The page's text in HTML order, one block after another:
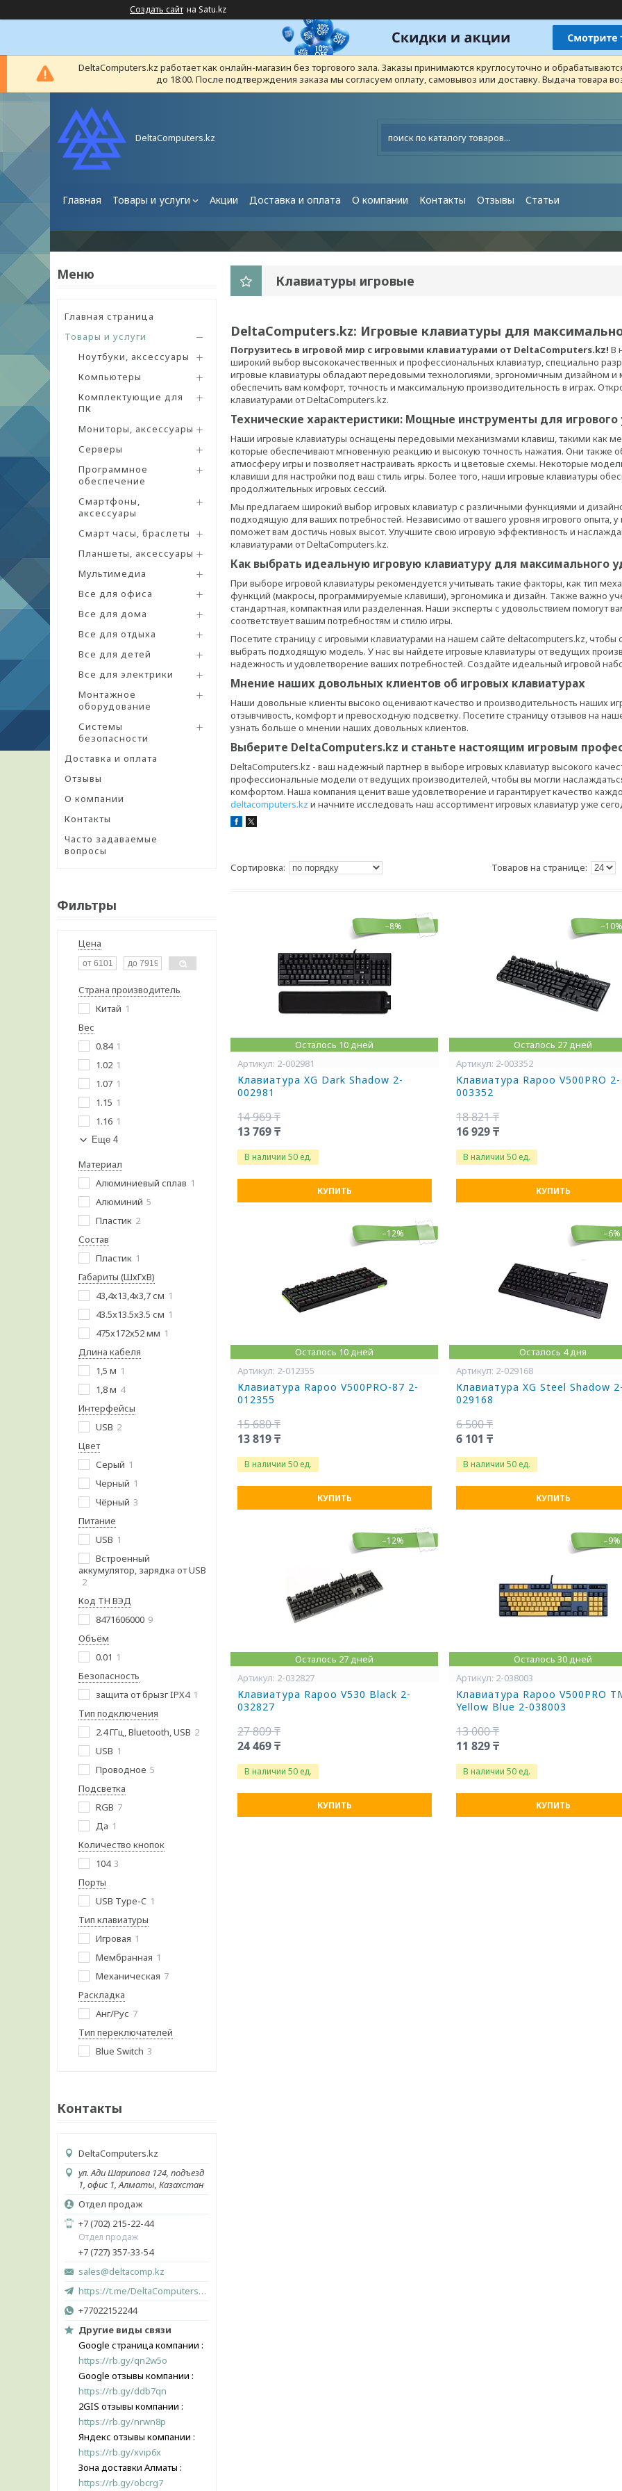
Создать сайт на Satu.kz
DeltaComputers.kz работает как онлайн-магазин без торгового зала. Заказы принимаются круглосуточно и
до 18:00. После подтверждения заказа мы согласуем оплату, самовывоз или доставку. Выдача товара
DeltaComputers.kz
Главная Товары и услуги Акции Доставка и оплата О компании Контакты Отзывы Статьи
Главная страница
Товары и услуги
Ноутбуки, аксессуары
Компьютеры
Комплектующие для
ПК
Мониторы, аксессуары
Серверы
Программное
обеспечение
Смартфоны,
аксессуары
Смарт часы, браслеты
Планшеты, аксессуары
Мультимедиа
Все для офиса
Все для дома
Все для отдыха
Все для детей
Все для электрики
Монтажное
оборудование
Системы
безопасности
Доставка и оплата
Отзывы
О компании
Контакты
Часто задаваемые
вопросы
Фильтры
Цена
Страна производитель
Китай 1
Вес
0.84 1
1.02 1
1.07 1
1.15 1
1.16 1
Еще 4
Материал
Алюминиевый сплав 1
Алюминий 5
Пластик 2
Состав
Пластик 1
Габариты (ШхГхВ)
43,4х13,4х3,7 см 1
43.5x13.5x3.5 см 1
475х172х52 мм 1
Длина кабеля
1,5 м 1
1,8 м 4
Интерфейсы
USB 2
Цвет
Серый 1
Черный 1
Чёрный 3
Питание
USB 1
Встроенный
аккумулятор, зарядка от USB
2
Код ТН ВЭД
8471606000 9
Объём
0.01 1
Безопасность
защита от брызг IPX4 1
Тип подключения
2.4 ГГц, Bluetooth, USB 2
USB 1
Проводное 5
Подсветка
RGB 7
Да 1
Количество кнопок
104 3
Порты
USB Type-C 1
Тип клавиатуры
Игровая 1
Мембранная 1
Механическая 7
Раскладка
Анг/Рус 7
Тип переключателей
Blue Switch 3
Контакты
DeltaComputers.kz
ул. Ади Шарипова 124, подъезд
1, офис 1, Алматы, Казахстан
Отдел продаж
+7 (702) 215-22-44
Отдел продаж
+7 (727) 357-33-54
sales@deltacomp.kz
https://t.me/DeltaComputers_kz
+77022152244
Другие виды связи
Google страница компании
https://rb.gy/qn2w5o
Google отзывы компании
https://rb.gy/ddb7qn
2GIS отзывы компании
https://rb.gy/nrwn8p
Яндекс отзывы компании
https://rb.gy/xvip6x
Зона доставки Алматы
https://rb.gy/obcrg7
Клавиатуры игровые
DeltaComputers.kz: Игровые клавиатуры для
Погрузитесь в игровой мир с игровыми клавиатурами от DeltaComputers.kz! В
широкий выбор высококачественных и профессиональных клавиатур, специально
игровые клавиатуры обладают передовыми технологиями, эргономичным дизайном
обеспечить вам комфорт, точность и максимальную производительность в играх.
клавиатурами от DeltaComputers.kz.
Технические характеристики: Мощные инструменты для игрового
Наши игровые клавиатуры оснащены передовыми механизмами клавиш, такими как
которые обеспечивают мгновенную реакцию и высокую точность нажатия. Они также
атмосферу игры и позволяет настраивать яркость и цветовые схемы. Некоторые
клавиши для настройки под ваш стиль игры. Более того, наши игровые клавиатуры
продолжительных игровых сессий.
Мы предлагаем широкий выбор игровых клавиатур с различными функциями и
подходящую для ваших потребностей. Независимо от вашего уровня игрового опыта, у
поможет вам достичь новых высот. Улучшите свою игровую эффективность и
клавиатурами от DeltaComputers.kz.
Как выбрать идеальную игровую клавиатуру для максимального
При выборе игровой клавиатуры рекомендуется учитывать такие факторы, как тип
функций (макросы, программируемые клавиши), эргономика и дизайн. Также важно
стандартная, компактная или разделенная. Наши эксперты с удовольствием помогут
соответствует вашим потребностям и стилю игры.
Посетите страницу с игровыми клавиатурами на нашем сайте deltacomputers.kz,
выбрать подходящую модель. У нас вы найдете игровые клавиатуры от ведущих
надежность и удовлетворение ваших потребностей. Создайте идеальный игровой
Мнение наших довольных клиентов об игровых клавиатурах
Наши довольные клиенты высоко оценивают качество и производительность наших
отзывчивость, комфорт и превосходную подсветку. Посетите страницу отзывов на
узнать больше о мнении наших довольных клиентов.
Выберите DeltaComputers.kz и станьте настоящим игровым
DeltaComputers.kz - ваш надежный партнер в выборе игровых клавиатур высокого
профессиональные модели от ведущих производителей, чтобы вы могли
комфортом. Наша компания ценит ваше удовлетворение и гарантирует качество
deltacomputers.kz и начните исследовать наш ассортимент игровых клавиатур уже
–8%
Осталось 10 дней
2-002981
Клавиатура XG Dark Shadow 2-
002981
14 969 ₸
13 769 ₸
В наличии 50 ед.
КУПИТЬ
Осталось 27 дней
2-003352
Клавиатура Rapoo V500PRO 2-
003352
18 821 ₸
16 929 ₸
В наличии 50 ед.
КУПИТЬ
–12%
Осталось 10 дней
2-012355
Клавиатура Rapoo V500PRO-87 2-
012355
15 680 ₸
13 819 ₸
В наличии 50 ед.
КУПИТЬ
–6%
Осталось 4 дня
2-029168
Клавиатура XG Steel Shadow
029168
6 500 ₸
6 101 ₸
В наличии 50 ед.
КУПИТЬ
–12%
Осталось 27 дней
2-032827
Клавиатура Rapoo V530 Black 2-
032827
27 809 ₸
24 469 ₸
В наличии 50 ед.
КУПИТЬ
–9%
Осталось 30 дней
2-038003
Клавиатура Rapoo V500PRO
Yellow Blue 2-038003
13 000 ₸
11 829 ₸
В наличии 50 ед.
КУПИТЬ